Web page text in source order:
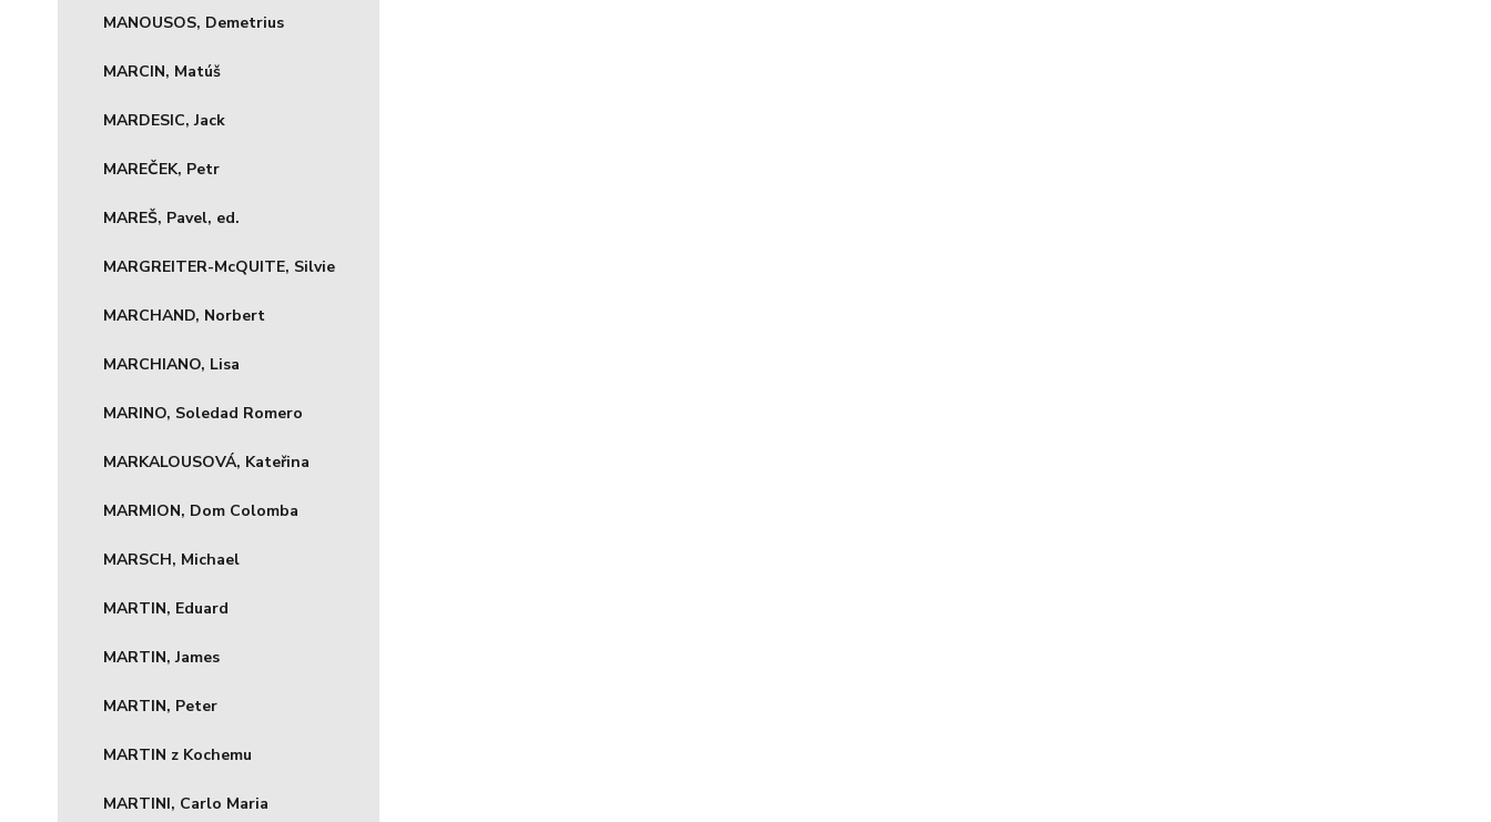
MANOUSOS, Demetrius
MARCIN, Matúš
MARDESIC, Jack
MAREČEK, Petr
MAREŠ, Pavel, ed.
MARGREITER-McQUITE, Silvie
MARCHAND, Norbert
MARCHIANO, Lisa
MARINO, Soledad Romero
MARKALOUSOVÁ, Kateřina
MARMION, Dom Colomba
MARSCH, Michael
MARTIN, Eduard
MARTIN, James
MARTIN, Peter
MARTIN z Kochemu
MARTINI, Carlo Maria